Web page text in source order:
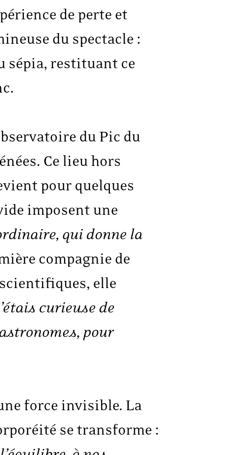
de perte et
du spectacle :
sépia, restituant ce
du Pic du
Ce lieu hors
pour quelques
imposent une
qui donne la
compagnie de
elle
curieuse de
pour
force invisible. La
se transforme :